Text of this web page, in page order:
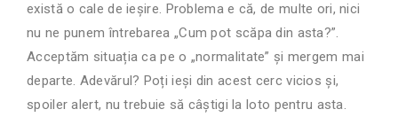
există o cale de ieșire. Problema e că, de multe ori, nici
nu ne punem întrebarea „Cum pot scăpa din asta?”.
Acceptăm situația ca pe o „normalitate” și mergem mai
departe. Adevărul? Poți ieși din acest cerc vicios și,
spoiler alert, nu trebuie să câștigi la loto pentru asta.